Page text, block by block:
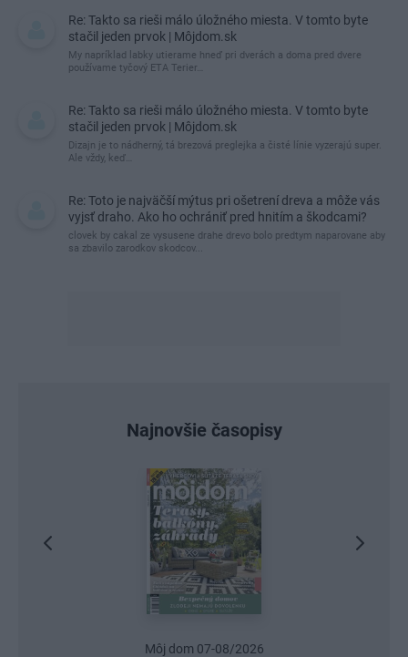
Re: Takto sa rieši málo úložného miesta. V tomto byte
stačil jeden prvok | Môjdom.sk
My napríklad labky utierame hneď pri dverách a doma pred dvere
používame tyčový ETA Terier…
Re: Takto sa rieši málo úložného miesta. V tomto byte
stačil jeden prvok | Môjdom.sk
Dizajn je to nádherný, tá brezová preglejka a čisté línie vyzerajú super.
Ale vždy, keď…
Re: Toto je najväčší mýtus pri ošetrení dreva a môže vás
vyjsť draho. Ako ho ochrániť pred hnitím a škodcami?
clovek by cakal ze vysusene drahe drevo bolo predtym naparovane aby
sa zbavilo zarodkov skodcov...
Najnovšie časopisy
Urob si sám 6/2026